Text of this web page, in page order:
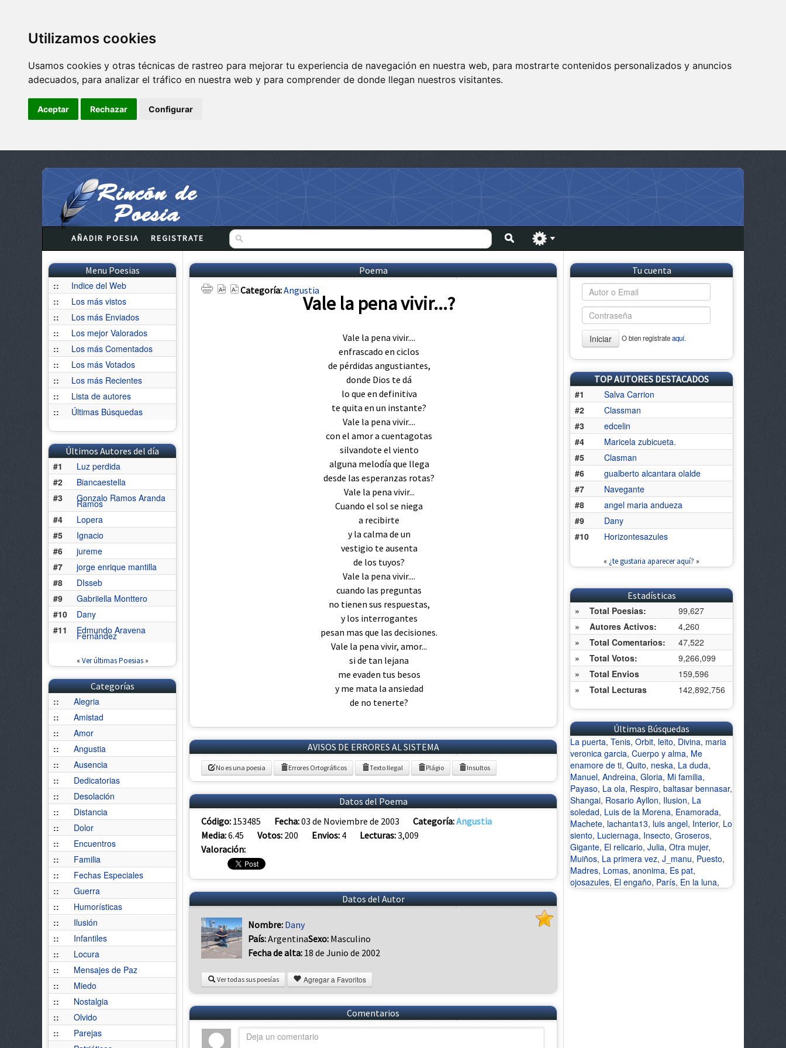
Utilizamos cookies
Usamos cookies y otras técnicas de rastreo para mejorar tu experiencia de navegación en nuestra web, para mostrarte contenidos personalizados y anuncios
adecuados, para analizar el tráfico en nuestra web y para comprender de donde llegan nuestros visitantes.
Aceptar Rechazar Configurar
AÑADIR POESIA REGISTRATE
Menu Poesias
::
Indice del Web
::
Los más vistos
::
Los más Enviados
::
Los mejor Valorados
::
Los más Comentados
::
Los más Votados
::
Los más Recientes
::
Lista de autores
::
Últimas Búsquedas
Últimos Autores del día
#1
Luz perdida
#2
Biancaestella
#3
Gonzalo Ramos Aranda
Ramos
#4
Lopera
#5
Ignacio
#6
jureme
#7
jorge enrique mantilla
#8
DIsseb
#9
Gabriiella Monttero
#10
Dany
#11
Edmundo Aravena
Fernández
« Ver últimas Poesias»
Categorías
::
Alegria
::
Amistad
::
Amor
::
Angustia
::
Ausencia
::
Dedicatorias
::
Desolación
::
Distancia
::
Dolor
::
Encuentros
::
Familia
::
Fechas Especiales
::
Guerra
::
Humorísticas
::
Ilusión
::
Infantiles
::
Locura
::
Mensajes de Paz
::
Miedo
::
Nostalgia
::
Olvido
::
Parejas
Poema
Categoría:Angustia
Vale la pena vivir...?
Vale la pena vivir....
enfrascado en ciclos
de pérdidas angustiantes,
donde Dios te dá
lo que en definitiva
te quita en un instante?
Vale la pena vivir....
con el amor a cuentagotas
silvandote el viento
alguna melodía que llega
desde las esperanzas rotas?
Vale la pena vivir...
Cuando el sol se niega
a recibirte
y la calma de un
vestigio te ausenta
de los tuyos?
Vale la pena vivir....
cuando las preguntas
no tienen sus respuestas,
y los interrogantes
pesan mas que las decisiones.
Vale la pena vivir, amor...
si de tan lejana
me evaden tus besos
y me mata la ansiedad
de no tenerte?
AVISOS DE ERRORES AL SISTEMA
No es una poesia Errores Ortográficos Texto Ilegal Plágio Insultos
Datos del Poema
Código: 153485 Fecha:03 de Noviembre de 2003 Categoría:Angustia
Media:6.45 Votos: 200 Envios: 4 Lecturas:3,009
Valoración:
Datos del Autor
Nombre: Dany
País:ArgentinaSexo: Masculino
Fecha de alta: 18 de Junio de 2002
Ver todas sus poesías Agregar a Favoritos
Comentarios
Tu cuenta
Iniciar O bien regístrateaquí.
TOP AUTORES DESTACADOS
#1
Salva Carrion
#2
Classman
#3
edcelin
#4
Maricela zubicueta.
#5
Clasman
#6
gualberto alcantara olalde
#7
Navegante
#8
angel maria andueza
#9
Dany
#10
Horizontesazules
« ¿te gustaria aparecer aquí? »
Estadísticas
»
Total Poesias:
99,627
»
Autores Activos:
4,260
»
Total Comentarios:
47,522
»
Total Votos:
9,266,099
»
Total Envios
159,596
»
Total Lecturas 142,892,756
Últimas Búsquedas
La puerta, Tenis, Orbit, leito, Divina, maria
veronica garcia, Cuerpo y alma, Me
enamore de ti, Quito, neska, La duda,
Manuel, Andreina, Gloria, Mi familia,
Payaso, La ola, Respiro, baltasar bennasar,
Shangai, Rosario Ayllon, Ilusion, La
soledad, Luis de la Morena, Enamorada,
Machete, lachanta13, luis angel, Interior, Lo
siento, Luciernaga, Insecto, Groseros,
Gigante, El relicario, Julia, Otra mujer,
Muiños, La primera vez, J_manu, Puesto,
Madres, Lomas, anonima, Es pat,
ojosazules, El engaño, París, En la luna,